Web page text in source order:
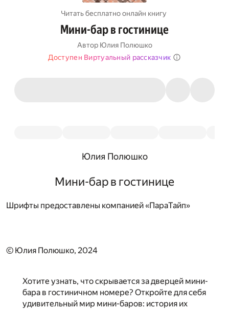
Читать бесплатно онлайн книгу
Мини-бар в гостинице
Автор Юлия Полюшко
Доступен Виртуальный рассказчик
Юлия Полюшко
Мини-бар в гостинице
Шрифты предоставлены компанией «ПараТайп»
© Юлия Полюшко, 2024
Хотите узнать, что скрывается за дверцей мини-
бара в гостиничном номере? Откройте для себя
удивительный мир мини-баров: история их